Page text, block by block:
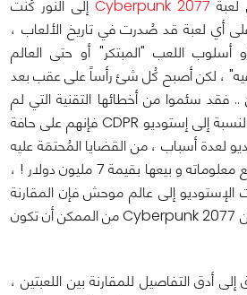
Cyberpunk 2077 إلى النور كُنت
أي لعبة قد صُدرت في تاريخ الألعاب ،
اللعب "المبتكر" أو حتى العالم
، لكن أصبح كُل شئ رأساً على عقب بعد
.. فقد سئموا من أخطائها التقنية التي لم
نتفاداها حتى اللحظة ، و بالنسبة إلى إستوديو CDPR فإنهم على حافة
لعدة أسباب ، من القضايا المُحتمَة عليه
إلى اختراق الإستوديو بجميع معلوماته و بيعها بقيمة 7 مليون دولار ! ،
الإستوديو إلى عالم موحش فإن المقارنة
بين لعبة بعمر GTA V و بين Cyberpunk 2077 من الممكن أن تكون
أدق التفاصيل للمقارنة بين اللعبتين ،